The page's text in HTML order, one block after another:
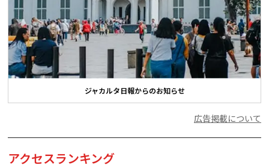
ジャカルタ日報からのお知らせ
広告掲載について
アクセスランキング